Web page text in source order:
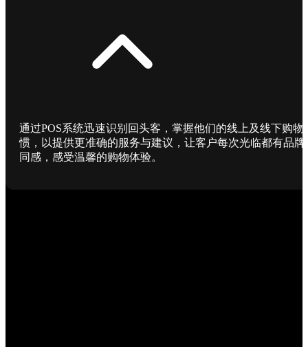
通过POS系统迅速识别回头客，掌握他们的线上及线下购物
惯，以提供更准确的服务与建议，让客户每次光临都有品牌
同感，感受温馨的购物体验。